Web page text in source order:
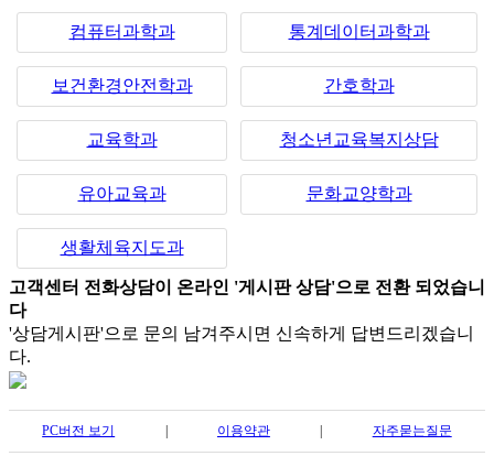
컴퓨터과학과 통계데이터과학과
보건환경안전학과 간호학과
교육학과 청소년교육복지상담
유아교육과 문화교양학과
생활체육지도과
고객센터 전화상담이 온라인 '게시판 상담'으로 전환 되었습니
다
'상담게시판'으로 문의 남겨주시면 신속하게 답변드리겠습니
다.
PC버전 보기 이용약관 자주묻는질문